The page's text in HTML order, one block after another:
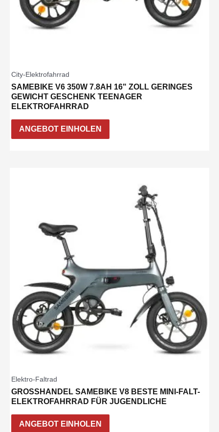
City-Elektrofahrrad
SAMEBIKE V6 350W 7.8AH 16" ZOLL GERINGES
GEWICHT GESCHENK TEENAGER
ELEKTROFAHRRAD
ANGEBOT EINHOLEN
Elektro-Faltrad
GROSSHANDEL SAMEBIKE V8 BESTE MINI-FALT-E
LEKTROFAHRRAD FÜR JUGENDLICHE
ANGEBOT EINHOLEN